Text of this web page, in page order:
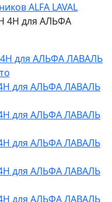
ALFA LAVAL
4H для АЛЬФА